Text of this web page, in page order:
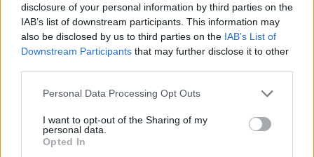
disclosure of your personal information by third parties on the
IAB’s list of downstream participants. This information may
also be disclosed by us to third parties on the IAB’s List of
Downstream Participants that may further disclose it to other
Please note that this website/app uses one or more Google
not limited to your visit or usage behaviour. You may click to
grant or deny consent to Google and its third-party tags to
use your data for below specified purposes in below Google
Personal Data Processing Opt Outs
I want to opt-out of the Sharing of my
personal data.
Opted In
Governo e opposizione in contrasto: le accuse di Conte sulle